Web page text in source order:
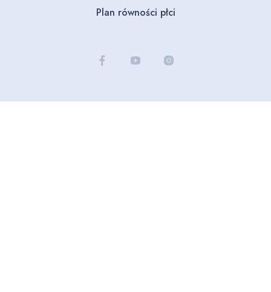
Plan równości płci